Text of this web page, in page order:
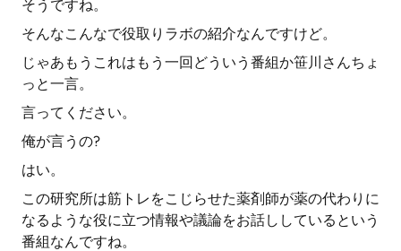
そうですね。
そんなこんなで役取りラボの紹介なんですけど。
じゃあもうこれはもう一回どういう番組か笹川さんちょ
っと一言。
言ってください。
俺が言うの?
はい。
この研究所は筋トレをこじらせた薬剤師が薬の代わりに
なるような役に立つ情報や議論をお話ししているという
番組なんですね。